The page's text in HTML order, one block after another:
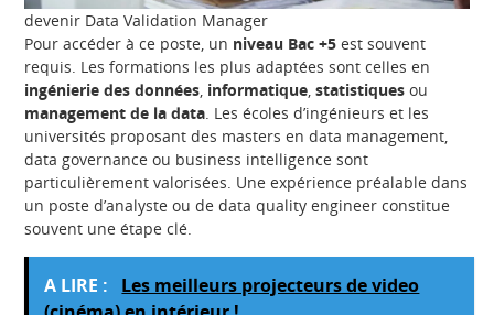
devenir Data Validation Manager
Pour accéder à ce poste, un niveau Bac +5 est souvent
requis. Les formations les plus adaptées sont celles en
ingénierie des données informatique ,statistiques ou
management de la data . Les écoles d’ingénieurs et les
universités proposant des masters en data management,
data governance ou business intelligence sont
particulièrement valorisées. Une expérience préalable dans
un poste d’analyste ou de data quality engineer constitue
souvent une étape clé.
A LIRE :
Les meilleurs projecteurs de video